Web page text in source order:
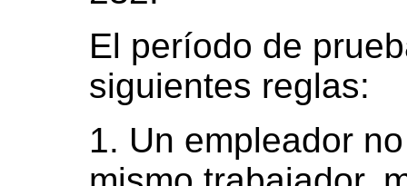
El período de
siguientes reglas:
1. Un empleador